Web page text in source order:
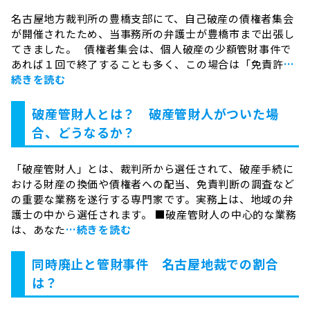
名古屋地方裁判所の豊橋支部にて、自己破産の債権者集会
が開催されたため、当事務所の弁護士が豊橋市まで出張し
てきました。 債権者集会は、個人破産の少額管財事件で
あれば１回で終了することも多く、この場合は「免責許…
続きを読む
破産管財人とは？ 破産管財人がついた場
合、どうなるか？
「破産管財人」とは、裁判所から選任されて、破産手続に
おける財産の換価や債権者への配当、免責判断の調査など
の重要な業務を遂行する専門家です。実務上は、地域の弁
護士の中から選任されます。 ■破産管財人の中心的な業務
は、あなた…続きを読む
同時廃止と管財事件 名古屋地裁での割合
は？